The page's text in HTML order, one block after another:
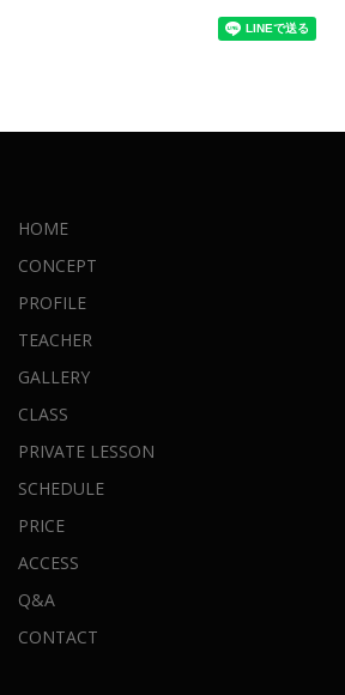
HOME
CONCEPT
PROFILE
TEACHER
GALLERY
CLASS
PRIVATE LESSON
SCHEDULE
PRICE
ACCESS
Q&A
CONTACT